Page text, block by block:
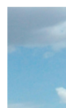
新建與改善工程
線鳳鼻香山段、
也要向東向西延
北向「窮人的高
的諸多資訊。